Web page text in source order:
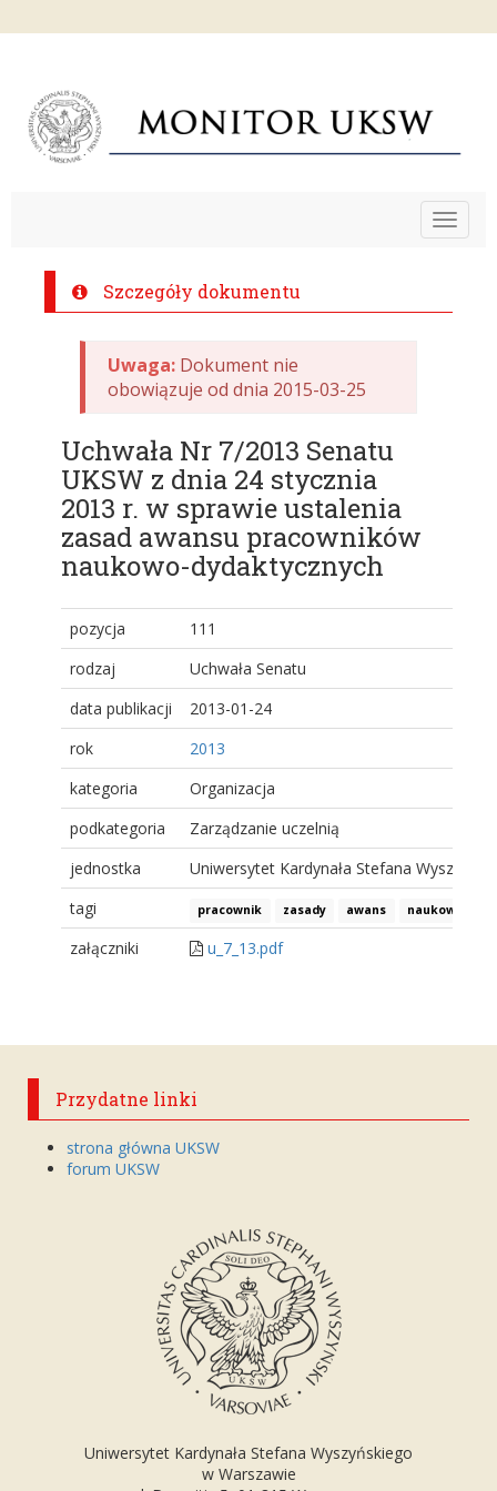
Toggle
Szczegóły dokumentu
Uwaga: Dokument nie
obowiązuje od dnia 2015-03-25
Uchwała Nr 7/2013 Senatu
UKSW z dnia 24 stycznia
2013 r. w sprawie ustalenia
zasad awansu pracowników
naukowo-dydaktycznych
pozycja
111
rodzaj
Uchwała Senatu
data publikacji
2013-01-24
rok
2013
kategoria
Organizacja
podkategoria
Zarządzanie uczelnią
jednostka
Uniwersytet Kardynała Stefana
tagi
pracownik zasady awans naukowo-
załączniki u_7_13.pdf
Przydatne linki
strona główna UKSW
forum UKSW
Uniwersytet Kardynała Stefana Wyszyńskiego
w Warszawie